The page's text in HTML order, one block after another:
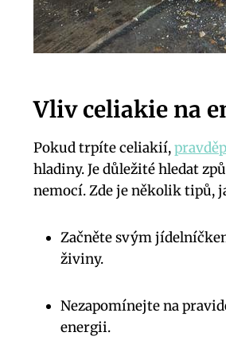
Vliv celiakie na
Pokud trpíte celiakií,
hladiny. Je důležité hledat
nemocí. Zde je několik tipů,
Začněte svým
živiny.
Nezapomínejte na
energii.